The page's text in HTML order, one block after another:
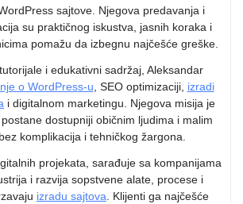
sajtove. Njegova predavanja i
su praktičnog iskustva, jasnih koraka i
pomažu da izbegnu najčešće greške.
i edukativni sadržaj, Aleksandar
o WordPress-u, SEO optimizaciji, izradi
i digitalnom marketingu. Njegova misija je
dostupniji običnim ljudima i malim
komplikacija i tehničkog žargona.
projekata, sarađuje sa kompanijama
i razvija sopstvene alate, procese i
izradu sajtova. Klijenti ga najčešće